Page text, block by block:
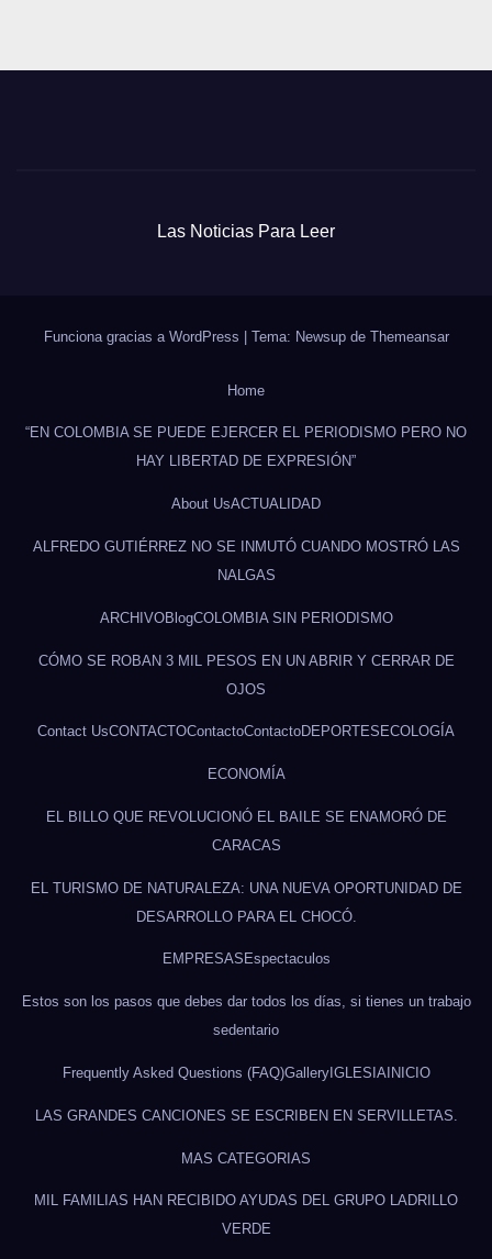
Las Noticias Para Leer
Funciona gracias a WordPress Tema: Newsup de Themeansar
Home
“EN COLOMBIA SE PUEDE EJERCER EL PERIODISMO PERO NO
HAY LIBERTAD DE EXPRESIÓN”
About UsACTUALIDAD
ALFREDO GUTIÉRREZ NO SE INMUTÓ CUANDO MOSTRÓ LAS
NALGAS
ARCHIVOBlogCOLOMBIA SIN PERIODISMO
CÓMO SE ROBAN 3 MIL PESOS EN UN ABRIR Y CERRAR DE
OJOS
Contact UsCONTACTOContactoContactoDEPORTES ECOLOGÍA
ECONOMÍA
EL BILLO QUE REVOLUCIONÓ EL BAILE SE ENAMORÓ DE
CARACAS
EL TURISMO DE NATURALEZA: UNA NUEVA OPORTUNIDAD DE
DESARROLLO PARA EL CHOCÓ.
EMPRESAS Espectaculos
Estos son los pasos que debes dar todos los días, si tienes un trabajo
sedentario
Frequently Asked Questions (FAQ)GalleryIGLESIAINICIO
LAS GRANDES CANCIONES SE ESCRIBEN EN SERVILLETAS.
MAS CATEGORIAS
MIL FAMILIAS HAN RECIBIDO AYUDAS DEL GRUPO LADRILLO
VERDE